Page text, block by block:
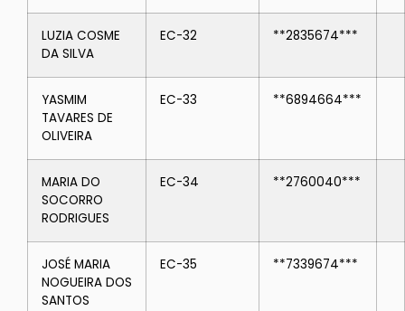
LUZIA COSME
DA SILVA
EC-32 **2835674***
YASMIM
TAVARES DE
OLIVEIRA
EC-33 **6894664***
MARIA DO
SOCORRO
RODRIGUES
EC-34 **2760040***
JOSÉ MARIA
NOGUEIRA DOS
SANTOS
EC-35 **7339674***